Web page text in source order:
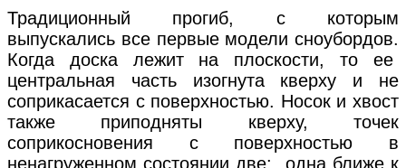
Традиционный прогиб, с которым
выпускались все первые модели сноубордов.
Когда доска лежит на плоскости, то ее
центральная часть изогнута кверху и не
соприкасается с поверхностью. Носок и хвост
также приподняты кверху, точек
соприкосновения с поверхностью в
ненагруженном состоянии две: одна ближе к